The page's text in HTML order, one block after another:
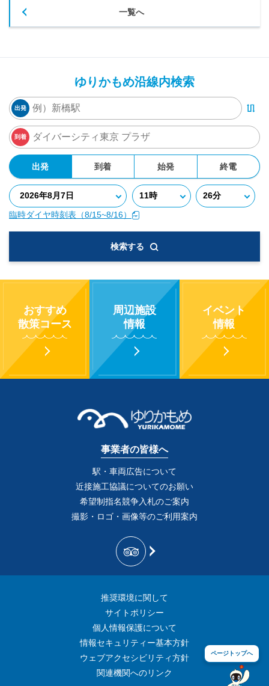
一覧へ
ゆりかもめ沿線内検索
出発
到着
出発 到着 始発 終電
臨時ダイヤ時刻表（8/15~8/16）
検索する
おすすめ
散策コース
周辺施設
情報
イベント
情報
ページトップへ
事業者の皆様へ
駅・車両広告について
近接施工協議についてのお願い
希望制指名競争入札のご案内
撮影・ロゴ・画像等のご利用案内
推奨環境に関して
サイトポリシー
個人情報保護について
情報セキュリティー基本方針
ウェブアクセシビリティ方針
関連機関へのリンク